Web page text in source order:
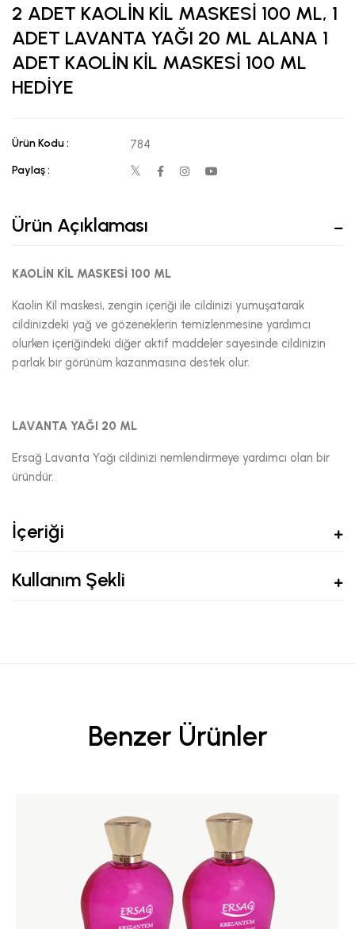
2 ADET KAOLİN KİL MASKESİ 100 ML, 1
ADET LAVANTA YAĞI 20 ML ALANA 1
ADET KAOLİN KİL MASKESİ 100 ML
HEDİYE
Ürün Kodu : 784
Paylaş :
Ürün Açıklaması
KAOLİN KİL MASKESİ 100 ML
Kaolin Kil maskesi, zengin içeriği ile cildinizi yumuşatarak
cildinizdeki yağ ve gözeneklerin temizlenmesine yardımcı
olurken içeriğindeki diğer aktif maddeler sayesinde cildinizin
parlak bir görünüm kazanmasına destek olur.
LAVANTA YAĞI 20 ML
Ersağ Lavanta Yağı cildinizi nemlendirmeye yardımcı olan bir
üründür.
İçeriği
Kullanım Şekli
Benzer Ürünler